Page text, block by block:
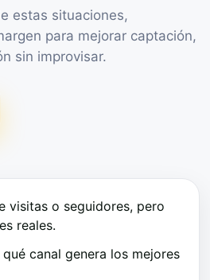
estas situaciones,
para mejorar captación,
sin improvisar.
visitas o seguidores, pero
reales.
canal genera los mejores